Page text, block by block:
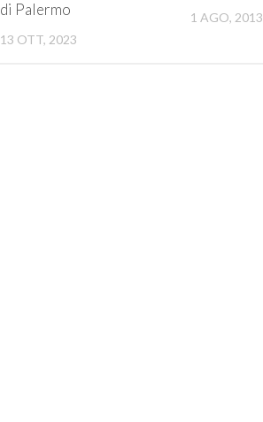
di Palermo
13 OTT, 2023
1 AGO, 2013